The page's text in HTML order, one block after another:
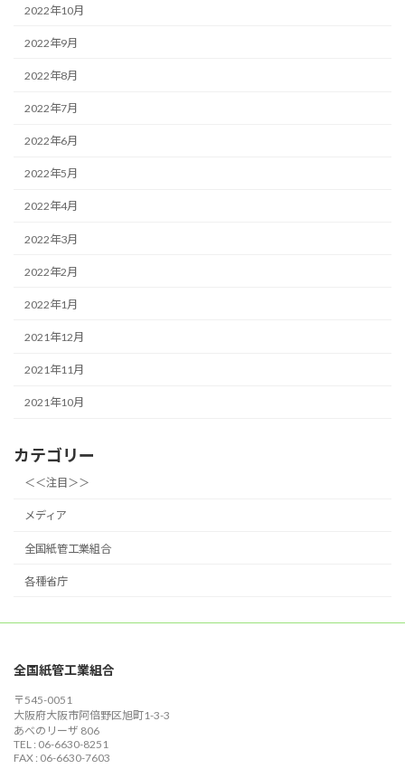
2022年10月
2022年9月
2022年8月
2022年7月
2022年6月
2022年5月
2022年4月
2022年3月
2022年2月
2022年1月
2021年12月
2021年11月
2021年10月
カテゴリー
＜＜注目＞＞
メディア
全国紙管工業組合
各種省庁
全国紙管工業組合
〒545-0051
大阪府大阪市阿倍野区旭町1-3-3
あべのリーザ 806
TEL : 06-6630-8251
FAX : 06-6630-7603